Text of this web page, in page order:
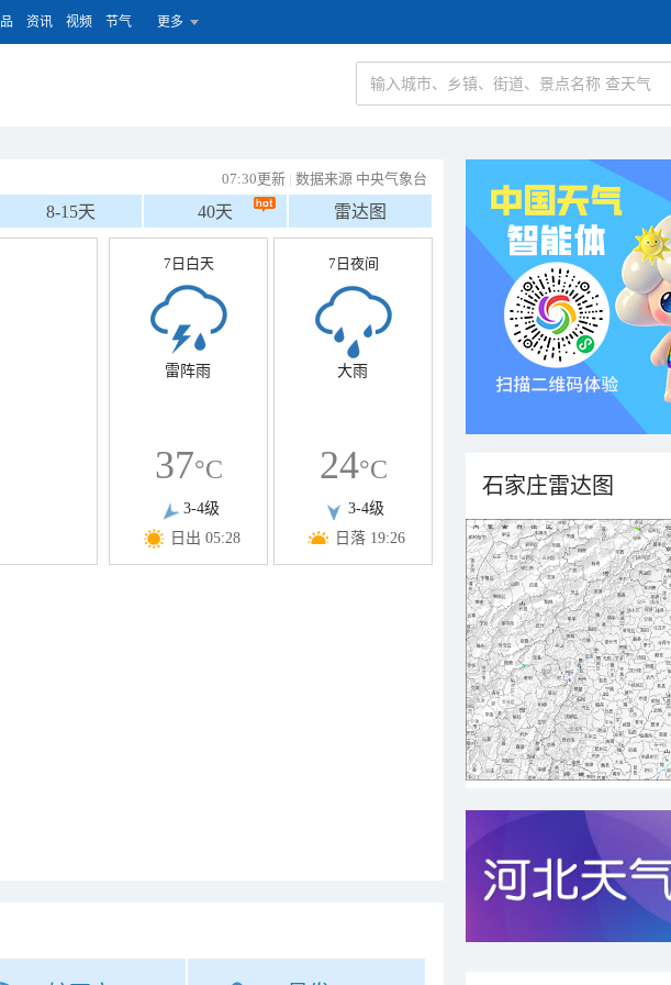
资讯 视频 节气 更多
07:30更新 | 数据来源 中央气象台
8-15天 40天 雷达图
7日白天
雷阵雨
37°C
3-4级
日出 05:28
7日夜间
大雨
24°C
3-4级
日落 19:26
石家庄雷达图